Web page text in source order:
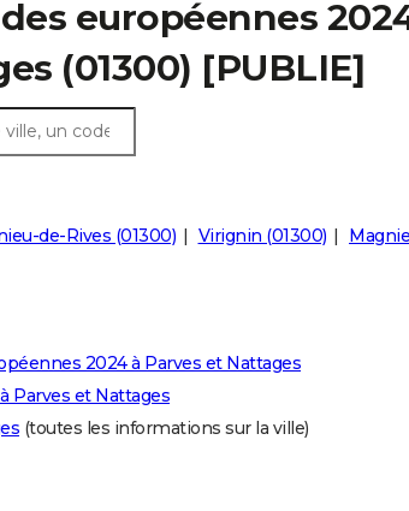
européennes
(01300) [PUBLIE]
de-Rives (01300) Virignin (01300)
2024 à Parves et Nattages
Parves et Nattages
(toutes les informations sur la ville)